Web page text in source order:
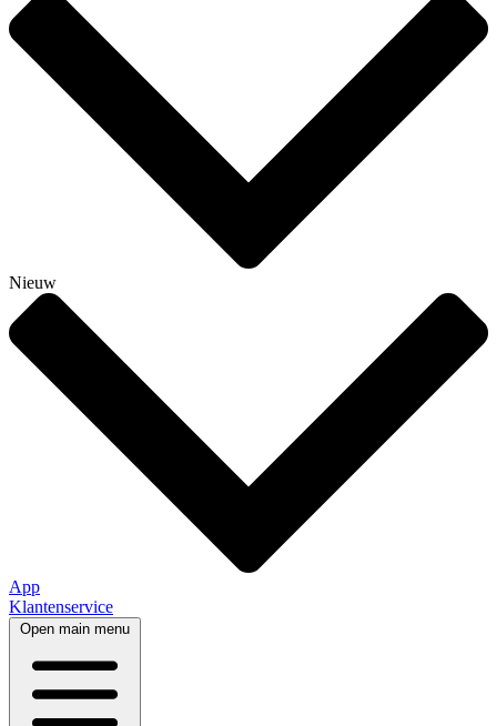
Nieuw
App
Klantenservice
Open main menu